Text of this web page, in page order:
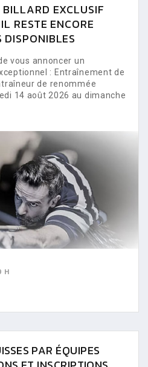
EXCLUSIF
RESTE ENCORE
DISPONIBLES
vous annoncer un
: Entraînement de
de renommée
14 août 2026 au dimanche
H
PAR ÉQUIPES